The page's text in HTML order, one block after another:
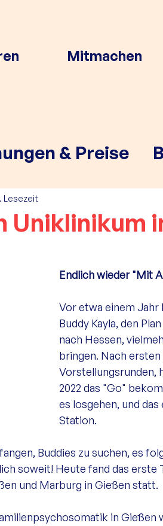
Mitmachen
& Preise
Uniklinikum
Lesezeit
Endlich wieder "Mit
Vor etwa einem
Buddy Kayla, den
nach Hessen,
bringen. Nach
Vorstellungsrunden,
2022 das "Go"
es losgehen, und
Station.
Buddies zu suchen, es
soweit! Heute fand das erste
und Marburg in Gießen statt.
in Gießen